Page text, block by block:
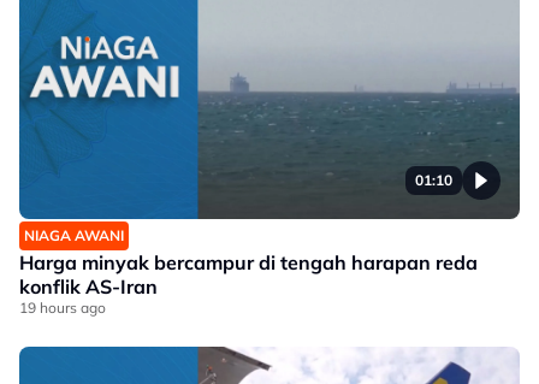
01:10
NIAGA AWANI
Harga minyak bercampur di tengah harapan reda
konflik AS-Iran
19 hours ago